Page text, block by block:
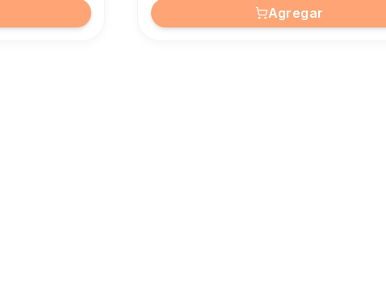
Agregar